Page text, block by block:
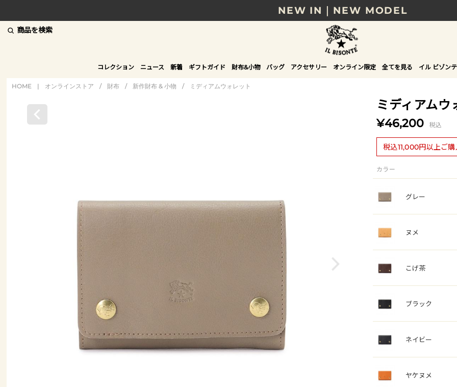
NEW IN｜NEW MODEL
8/17(月)10時まで｜税込11,000円以上で送料無
贈る相手やシーンから選べる、新しいギフトガ
NEW IN｜COLOR LEATHER
商品を検索
コレクション ニュース 新着 ギフトガイド 財布&小物 バッグ アクセサリー オンライン限定 全てを見る イル ビゾン
HOME | オンラインストア / 財布 / 新作財布 & 小物 / ミディアムウォレット
ミディアムウ
¥46,200 税込
税込11,000円以上ご
カラー
グレー
ヌメ
こげ茶
ブラック
ネイビー
ヤケヌメ